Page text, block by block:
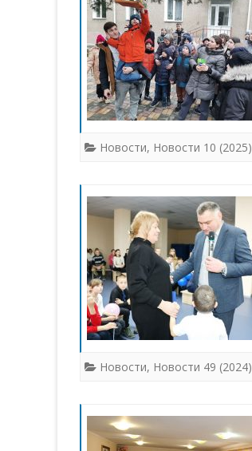
Новости, Новости 10 (2025)
Новости, Новости 49 (2024)